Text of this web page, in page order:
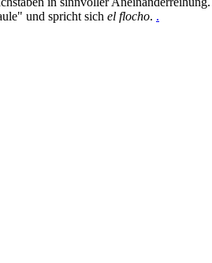
und spricht sich el flocho. .